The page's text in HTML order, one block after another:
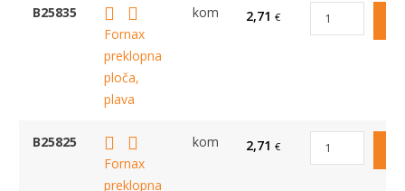
B25835
Fornax
preklopna
ploča,
plava
kom 2,71 €
B25825
Fornax
preklopna
kom 2,71 €